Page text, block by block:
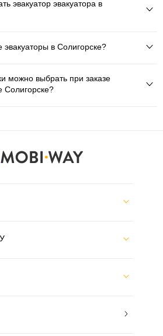
эвакуатор эвакуатора в
эвакуаторы в Солигорске?
можно выбрать при заказе
Солигорске?